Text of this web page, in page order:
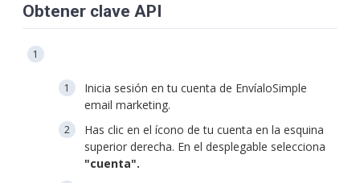
Obtener clave API
Inicia sesión en tu cuenta de EnvíaloSimple
email marketing.
Has clic en el ícono de tu cuenta en la esquina
superior derecha. En el desplegable selecciona
"cuenta".